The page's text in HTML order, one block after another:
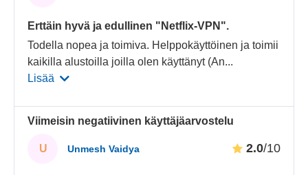
Erttäin hyvä ja edullinen "Netflix-VPN".
Todella nopea ja toimiva. Helppokäyttöinen ja toimii
kaikilla alustoilla joilla olen käyttänyt (An...
Lisää
Viimeisin negatiivinen käyttäjäarvostelu
U Unmesh Vaidya 2.0/10